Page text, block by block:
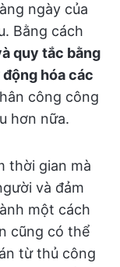
ngày của
Bằng cách
quy tắc bằng
hóa các
công công
hơn nữa.
thời gian mà
và đảm
một cách
cũng có thể
từ thủ công